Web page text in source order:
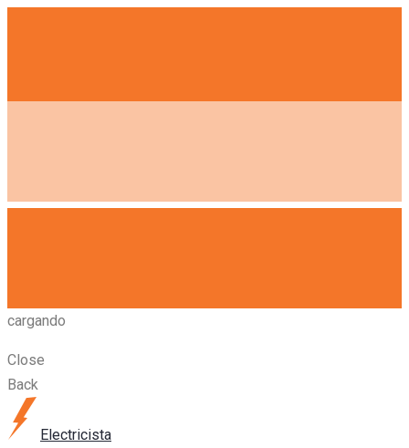
cargando
Close
Back
Electricista